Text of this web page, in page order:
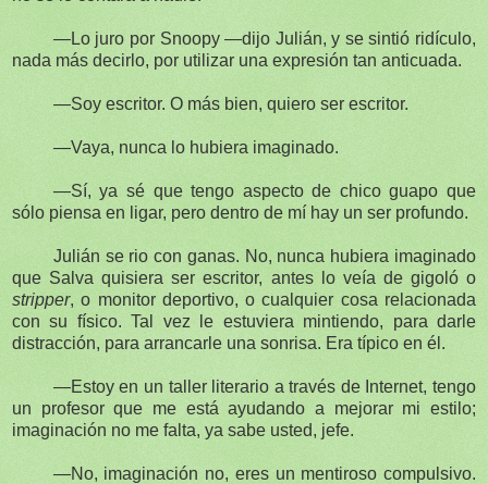
—Lo juro por Snoopy —dijo Julián, y se sintió ridículo,
nada más decirlo, por utilizar una expresión tan anticuada.
—Soy escritor. O más bien, quiero ser escritor.
—Vaya, nunca lo hubiera imaginado.
—Sí, ya sé que tengo aspecto de chico guapo que
sólo piensa en ligar, pero dentro de mí hay un ser profundo.
Julián se rio con ganas. No, nunca hubiera imaginado
que Salva quisiera ser escritor, antes lo veía de gigoló o
stripper, o monitor deportivo, o cualquier cosa relacionada
con su físico. Tal vez le estuviera mintiendo, para darle
distracción, para arrancarle una sonrisa. Era típico en él.
—Estoy en un taller literario a través de Internet, tengo
un profesor que me está ayudando a mejorar mi estilo;
imaginación no me falta, ya sabe usted, jefe.
—No, imaginación no, eres un mentiroso compulsivo.